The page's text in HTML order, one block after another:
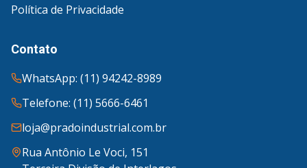
Política de Privacidade
Contato
WhatsApp: (11) 94242-8989
Telefone: (11) 5666-6461
loja@pradoindustrial.com.br
Rua Antônio Le Voci, 151